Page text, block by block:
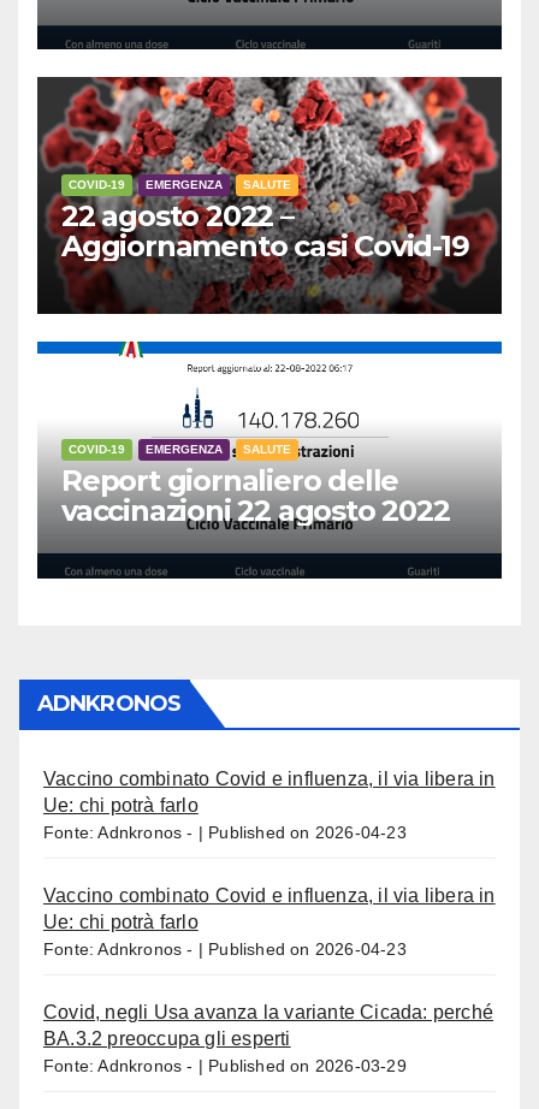
COVID-19 EMERGENZA SALUTE
22 agosto 2022 –
Aggiornamento casi Covid-19
COVID-19 EMERGENZA SALUTE
Report giornaliero delle
vaccinazioni 22 agosto 2022
ADNKRONOS
Vaccino combinato Covid e influenza, il via libera in
Ue: chi potrà farlo
Fonte: Adnkronos - Published on 2026-04-23
Vaccino combinato Covid e influenza, il via libera in
Ue: chi potrà farlo
Fonte: Adnkronos - Published on 2026-04-23
Covid, negli Usa avanza la variante Cicada: perché
BA.3.2 preoccupa gli esperti
Fonte: Adnkronos - Published on 2026-03-29